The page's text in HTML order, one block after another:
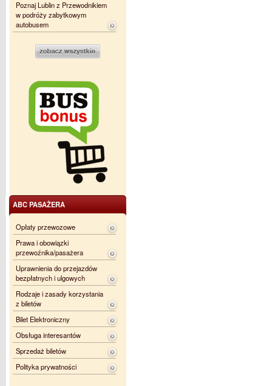
Poznaj Lublin z Przewodnikiem
w podróży zabytkowym
autobusem
ABC PASAŻERA
Opłaty przewozowe
Prawa i obowiązki
przewoźnika/pasażera
Uprawnienia do przejazdów
bezpłatnych i ulgowych
Rodzaje i zasady korzystania
z biletów
Bilet Elektroniczny
Obsługa interesantów
Sprzedaż biletów
Polityka prywatności